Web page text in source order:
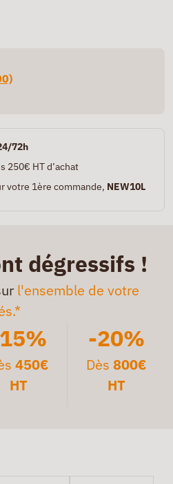
72h
250€ HT d’achat
votre 1ère commande, NEW10L
dégressifs !
l'ensemble de votre
450€
HT
-20%
Dès 800€
HT